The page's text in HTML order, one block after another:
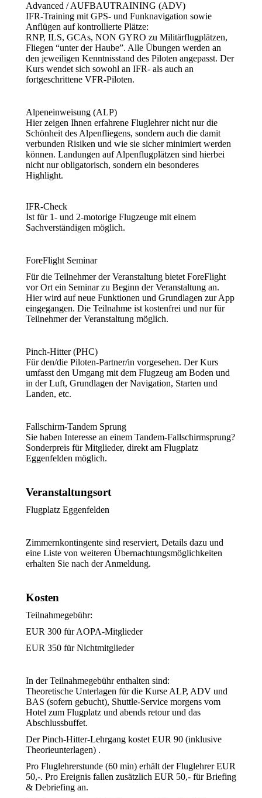
Advanced / AUFBAUTRAINING (ADV)
IFR-Training mit GPS- und Funknavigation sowie
Anflügen auf kontrollierte Plätze:
RNP, ILS, GCAs, NON GYRO zu Militärflugplätzen,
Fliegen “unter der Haube”. Alle Übungen werden an
den jeweiligen Kenntnisstand des Piloten angepasst. Der
Kurs wendet sich sowohl an IFR- als auch an
fortgeschrittene VFR-Piloten.
Alpeneinweisung (ALP)
Hier zeigen Ihnen erfahrene Fluglehrer nicht nur die
Schönheit des Alpenfliegens, sondern auch die damit
verbunden Risiken und wie sie sicher minimiert werden
können. Landungen auf Alpenflugplätzen sind hierbei
nicht nur obligatorisch, sondern ein besonderes
Highlight.
IFR-Check
Ist für 1- und 2-motorige Flugzeuge mit einem
Sachverständigen möglich.
ForeFlight Seminar
Für die Teilnehmer der Veranstaltung bietet ForeFlight
vor Ort ein Seminar zu Beginn der Veranstaltung an.
Hier wird auf neue Funktionen und Grundlagen zur App
eingegangen. Die Teilnahme ist kostenfrei und nur für
Teilnehmer der Veranstaltung möglich.
Pinch-Hitter (PHC)
Für den/die Piloten-Partner/in vorgesehen. Der Kurs
umfasst den Umgang mit dem Flugzeug am Boden und
in der Luft, Grundlagen der Navigation, Starten und
Landen, etc.
Fallschirm-Tandem Sprung
Sie haben Interesse an einem Tandem-Fallschirmsprung?
Sonderpreis für Mitglieder, direkt am Flugplatz
Eggenfelden möglich.
Veranstaltungsort
Flugplatz Eggenfelden
Zimmernkontingente sind reserviert, Details dazu und
eine Liste von weiteren Übernachtungsmöglichkeiten
erhalten Sie nach der Anmeldung.
Kosten
Teilnahmegebühr:
EUR 300 für AOPA-Mitglieder
EUR 350 für Nichtmitglieder
In der Teilnahmegebühr enthalten sind:
Theoretische Unterlagen für die Kurse ALP, ADV und
BAS (sofern gebucht), Shuttle-Service morgens vom
Hotel zum Flugplatz und abends retour und das
Abschlussbuffet.
Der Pinch-Hitter-Lehrgang kostet EUR 90 (inklusive
Theorieunterlagen) .
Pro Fluglehrerstunde (60 min) erhält der Fluglehrer EUR
50,-. Pro Ereignis fallen zusätzlich EUR 50,- für Briefing
& Debriefing an.